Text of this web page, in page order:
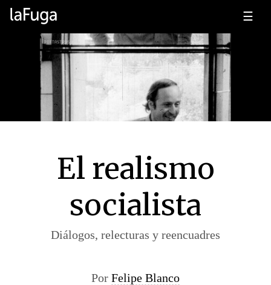
☰
El realismo
socialista
Diálogos, relecturas y reencuadres
Por Felipe Blanco